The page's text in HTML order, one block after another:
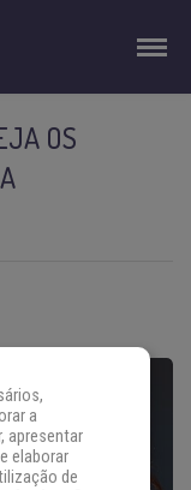
OS
a
apresentar
elaborar
de